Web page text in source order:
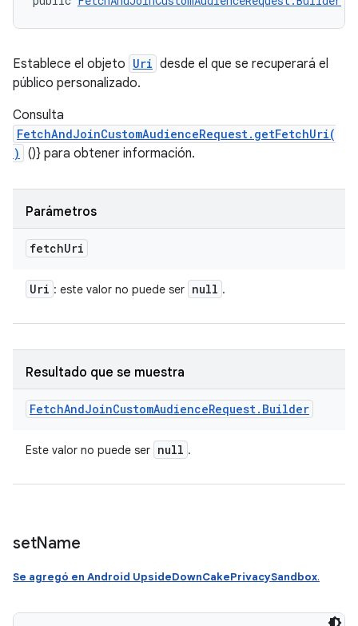
Establece el objeto Uri desde el que se recuperará el
público personalizado.
Consulta
FetchAndJoinCustomAudienceRequest.getFetchUri(
)
()} para obtener información.
Parámetros
fetchUri
Uri : este valor no puede ser null .
Resultado que se muestra
FetchAndJoinCustomAudienceRequest. Builder
Este valor no puede ser null .
setName
Se agregó en Android UpsideDownCakePrivacySandbox.